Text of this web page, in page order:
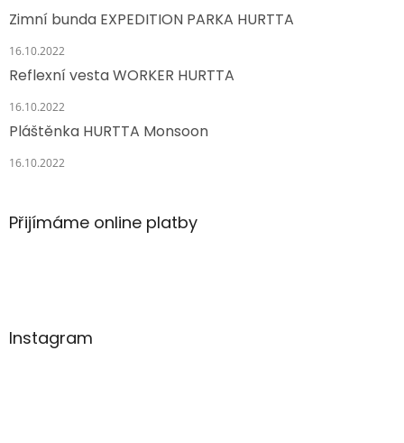
Zimní bunda EXPEDITION PARKA HURTTA
16.10.2022
Reflexní vesta WORKER HURTTA
16.10.2022
Pláštěnka HURTTA Monsoon
16.10.2022
Přijímáme online platby
Instagram